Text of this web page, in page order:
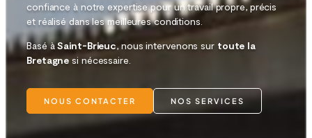
confiance à notre expertise pour un travail propre, précis
et réalisé dans les meilleures conditions.
Basé àSaint-Brieuc, nous intervenons sur toute la
Bretagne si nécessaire.
NOUS CONTACTER NOS SERVICES